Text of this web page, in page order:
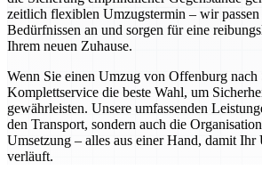
zeitlich flexiblen Umzugstermin – wir passen
Bedürfnissen an und sorgen für eine
Ihrem neuen Zuhause.
Wenn Sie einen Umzug von Offenburg nach
Komplettservice die beste Wahl, um
gewährleisten. Unsere umfassenden
den Transport, sondern auch die
Umsetzung – alles aus einer Hand, damit Ihr
verläuft.